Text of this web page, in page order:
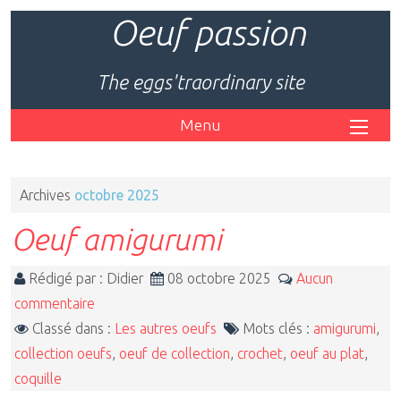
Oeuf passion
The eggs'traordinary site
Menu
Archives octobre 2025
Oeuf amigurumi
Rédigé par : Didier 08 octobre 2025
Aucun
commentaire
Classé dans : Les autres oeufs Mots clés : amigurumi
collection oeufs oeuf de collection crochet oeuf au plat
coquille